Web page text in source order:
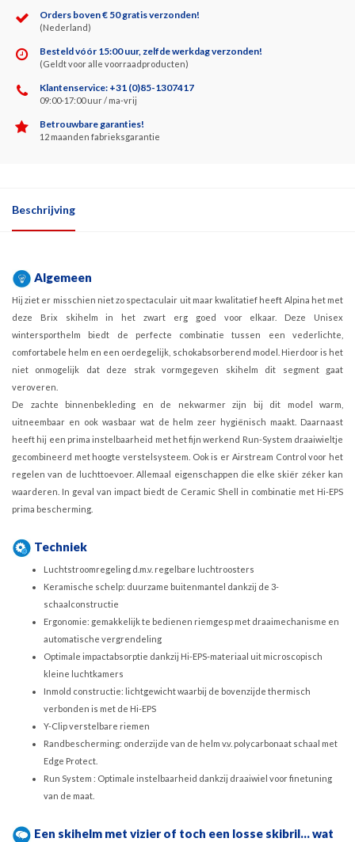
Orders boven € 50 gratis verzonden!
(Nederland)
Besteld vóór 15:00 uur, zelfde werkdag verzonden!
(Geldt voor alle voorraadproducten)
Klantenservice: +31 (0)85-1307417
09:00-17:00 uur / ma-vrij
Betrouwbare garanties!
12 maanden fabrieksgarantie
Beschrijving
Algemeen
Hij ziet er misschien niet zo spectaculair uit maar kwalitatief heeft Alpina het met
deze Brix skihelm in het zwart erg goed voor elkaar. Deze Unisex
wintersporthelm biedt de perfecte combinatie tussen een vederlichte,
comfortabele helm en een oerdegelijk, schokabsorberend model. Hierdoor is het
niet onmogelijk dat deze strak vormgegeven skihelm dit segment gaat
veroveren.
De zachte binnenbekleding en de nekwarmer zijn bij dit model warm,
uitneembaar en ook wasbaar wat de helm zeer hygiënisch maakt. Daarnaast
heeft hij een prima instelbaarheid met het fijn werkend Run-System draaiwieltje
gecombineerd met hoogte verstelsysteem. Ook is er Airstream Control voor het
regelen van de luchttoevoer. Allemaal eigenschappen die elke skiër zéker kan
waarderen. In geval van impact biedt de Ceramic Shell in combinatie met Hi-EPS
prima bescherming.
Techniek
Luchtstroomregeling d.m.v. regelbare luchtroosters
Keramische schelp: duurzame buitenmantel dankzij de 3-
schaalconstructie
Ergonomie: gemakkelijk te bedienen riemgesp met draaimechanisme en
automatische vergrendeling
Optimale impactabsorptie dankzij Hi-EPS-materiaal uit microscopisch
kleine luchtkamers
Inmold constructie: lichtgewicht waarbij de bovenzijde thermisch
verbonden is met de Hi-EPS
Y-Clip verstelbare riemen
Randbescherming: onderzijde van de helm v.v. polycarbonaat schaal met
Edge Protect.
Run System : Optimale instelbaarheid dankzij draaiwiel voor finetuning
van de maat.
Een skihelm met vizier of toch een losse skibril... wat